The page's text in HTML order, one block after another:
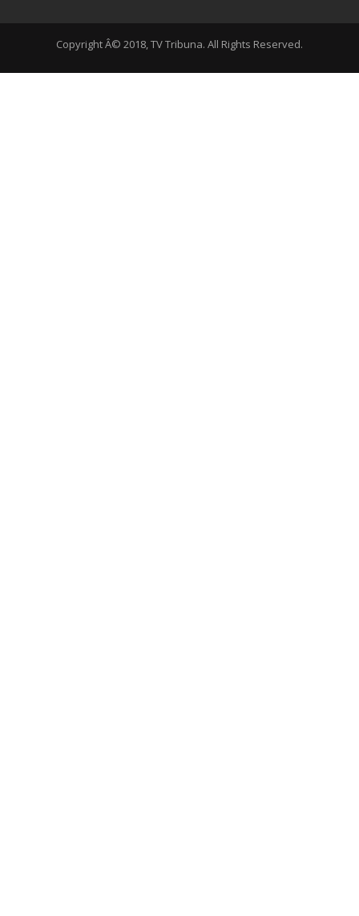
Copyright Â© 2018, TV Tribuna. All Rights Reserved.